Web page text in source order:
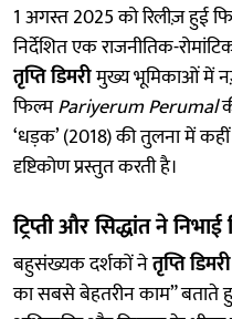
1 अगस्त 2025 को रिलीज़ हुई
निर्देशित एक राजनीतिक-
तृप्ति डिमरीमुख्य भूमिकाओं में
फिल्मPariyerum Perumal
‘धड़क’ (2018) की तुलना में
दृष्टिकोण प्रस्तुत करती है।
ट्रिप्ती और सिद्धांत ने
बहुसंख्यक दर्शकों नेतृप्ति डिमरी
का सबसे बेहतरीन काम” बताते